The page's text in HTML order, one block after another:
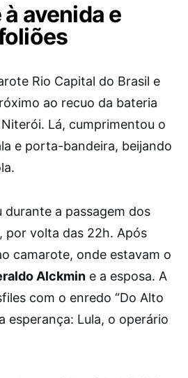
avenida e
Rio Capital do Brasil e
ao recuo da bateria
Lá, cumprimentou o
e porta-bandeira, beijando
durante a passagem dos
volta das 22h. Após
camarote, onde estavam o
Alckmin e a esposa. A
com o enredo “Do Alto
esperança: Lula, o operário